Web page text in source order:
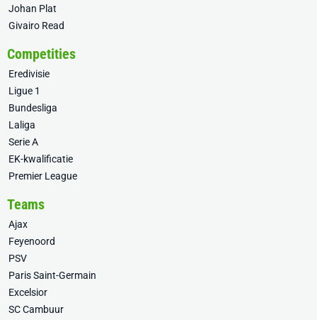
Johan Plat
Givairo Read
Competities
Eredivisie
Ligue 1
Bundesliga
Laliga
Serie A
EK-kwalificatie
Premier League
Teams
Ajax
Feyenoord
PSV
Paris Saint-Germain
Excelsior
SC Cambuur